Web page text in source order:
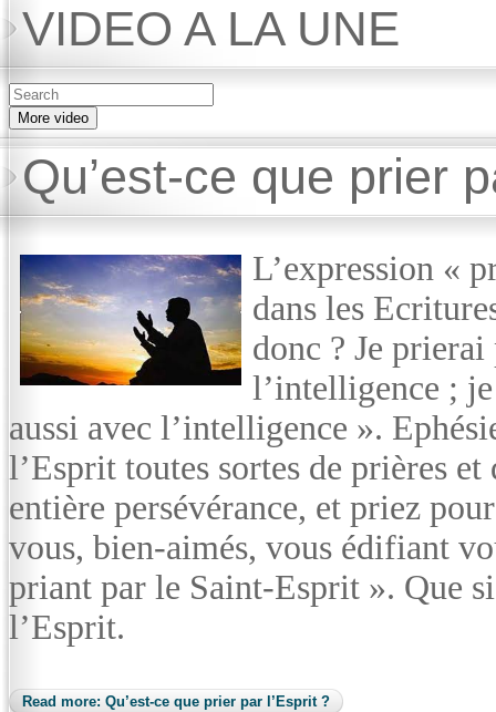
VIDEO A LA UNE
More video
Qu’est-ce que prier
L’expression «
dans les
donc ? Je
l’intelligence ;
aussi avec l’intelligence ».
l’Esprit toutes sortes de prières
entière persévérance, et priez
vous, bien-aimés, vous édifiant
priant par le Saint-Esprit ». Que
l’Esprit.
Read more: Qu’est-ce que prier par l’Esprit ?